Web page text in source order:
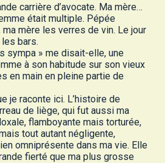
carrière d’avocate. Ma mère…
était multiple. Pépée
mère les verres de vin. Le jour
les bars.
sympa » me disait-elle, une
à son habitude sur son vieux
en main en pleine partie de
je raconte ici. L’histoire de
de liège, qui fut aussi ma
flamboyante mais torturée,
tout autant négligente,
omniprésente dans ma vie. Elle
fierté que ma plus grosse